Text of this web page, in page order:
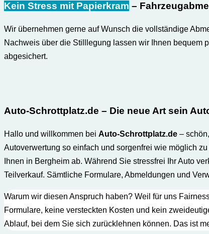
Kein Stress mit Papierkram –
Wir übernehmen gerne auf Wunsch die vollständige
Nachweis über die Stilllegung lassen wir Ihnen bequem
abgesichert.
Auto-Schrottplatz.de – Die neue Art sein
Hallo und willkommen bei Auto-Schrottplatz.de –
Autoverwertung so einfach und sorgenfrei wie möglich
Ihnen in Bergheim ab. Während Sie stressfrei Ihr Auto
Teilverkauf. Sämtliche Formulare, Abmeldungen und
Warum wir diesen Anspruch haben? Weil für uns
Formulare, keine versteckten Kosten und kein
Ablauf, bei dem Sie sich zurücklehnen können. Das ist